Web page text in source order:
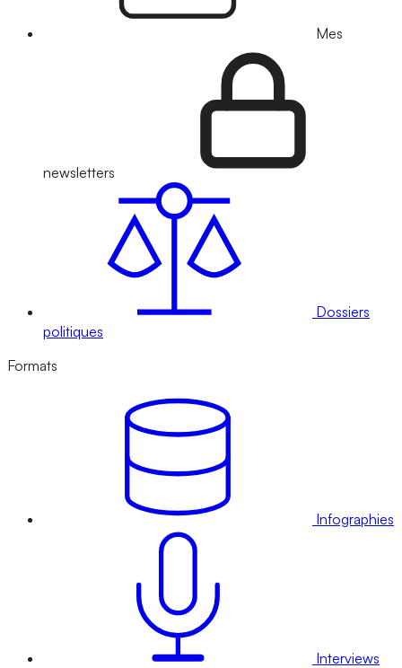
Mes
newsletters
Dossiers
politiques
Formats
Infographies
Interviews